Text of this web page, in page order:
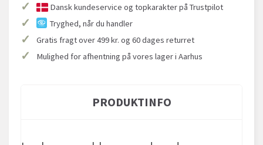
✓ Dansk kundeservice og topkarakter på Trustpilot
✓ Tryghed, når du handler
✓ Gratis fragt over 499 kr. og 60 dages returret
✓ Mulighed for afhentning på vores lager i Aarhus
PRODUKTINFO